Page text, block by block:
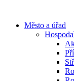
Město a úřad